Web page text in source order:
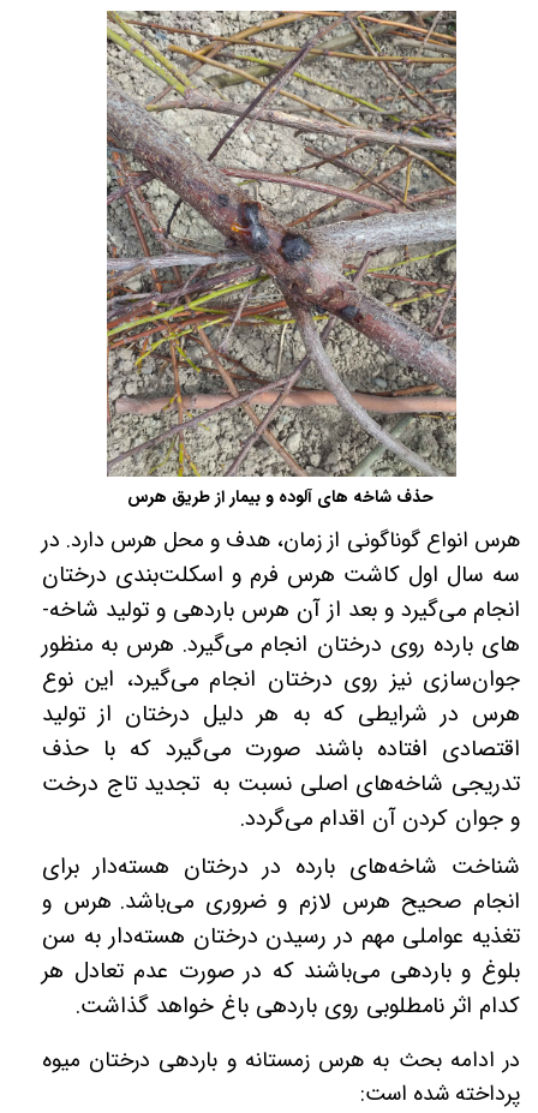
حذف شاخه های آلوده و بیمار از طریق هرس
هرس انواع گوناگونی از زمان، هدف و محل هرس دارد. در
سه سال اول کاشت هرس فرم و اسکلت­‌بندی درختان
انجام می‌­گیرد و بعد از آن هرس باردهی و تولید شاخه‌­
های بارده روی درختان انجام می­‌گیرد. هرس به منظور
جوان‌سازی نیز روی درختان انجام می­‌گیرد، این نوع
هرس در شرایطی که به هر دلیل درختان از تولید
اقتصادی افتاده باشند صورت می‌­گیرد که با حذف
تدریجی شاخه‌­های اصلی نسبت به تجدید تاج درخت
و جوان کردن آن اقدام می­‌گردد.
شناخت شاخه‌­های بارده در درختان هسته­‌دار برای
انجام صحیح هرس لازم و ضروری می­‌باشد. هرس و
تغذیه عواملی مهم در رسیدن درختان هسته­‌دار به سن
بلوغ و باردهی می­‌باشند که در صورت عدم تعادل هر
کدام اثر نامطلوبی روی باردهی باغ خواهد گذاشت.
در ادامه بحث به هرس زمستانه و باردهی درختان میوه
پرداخته شده است: